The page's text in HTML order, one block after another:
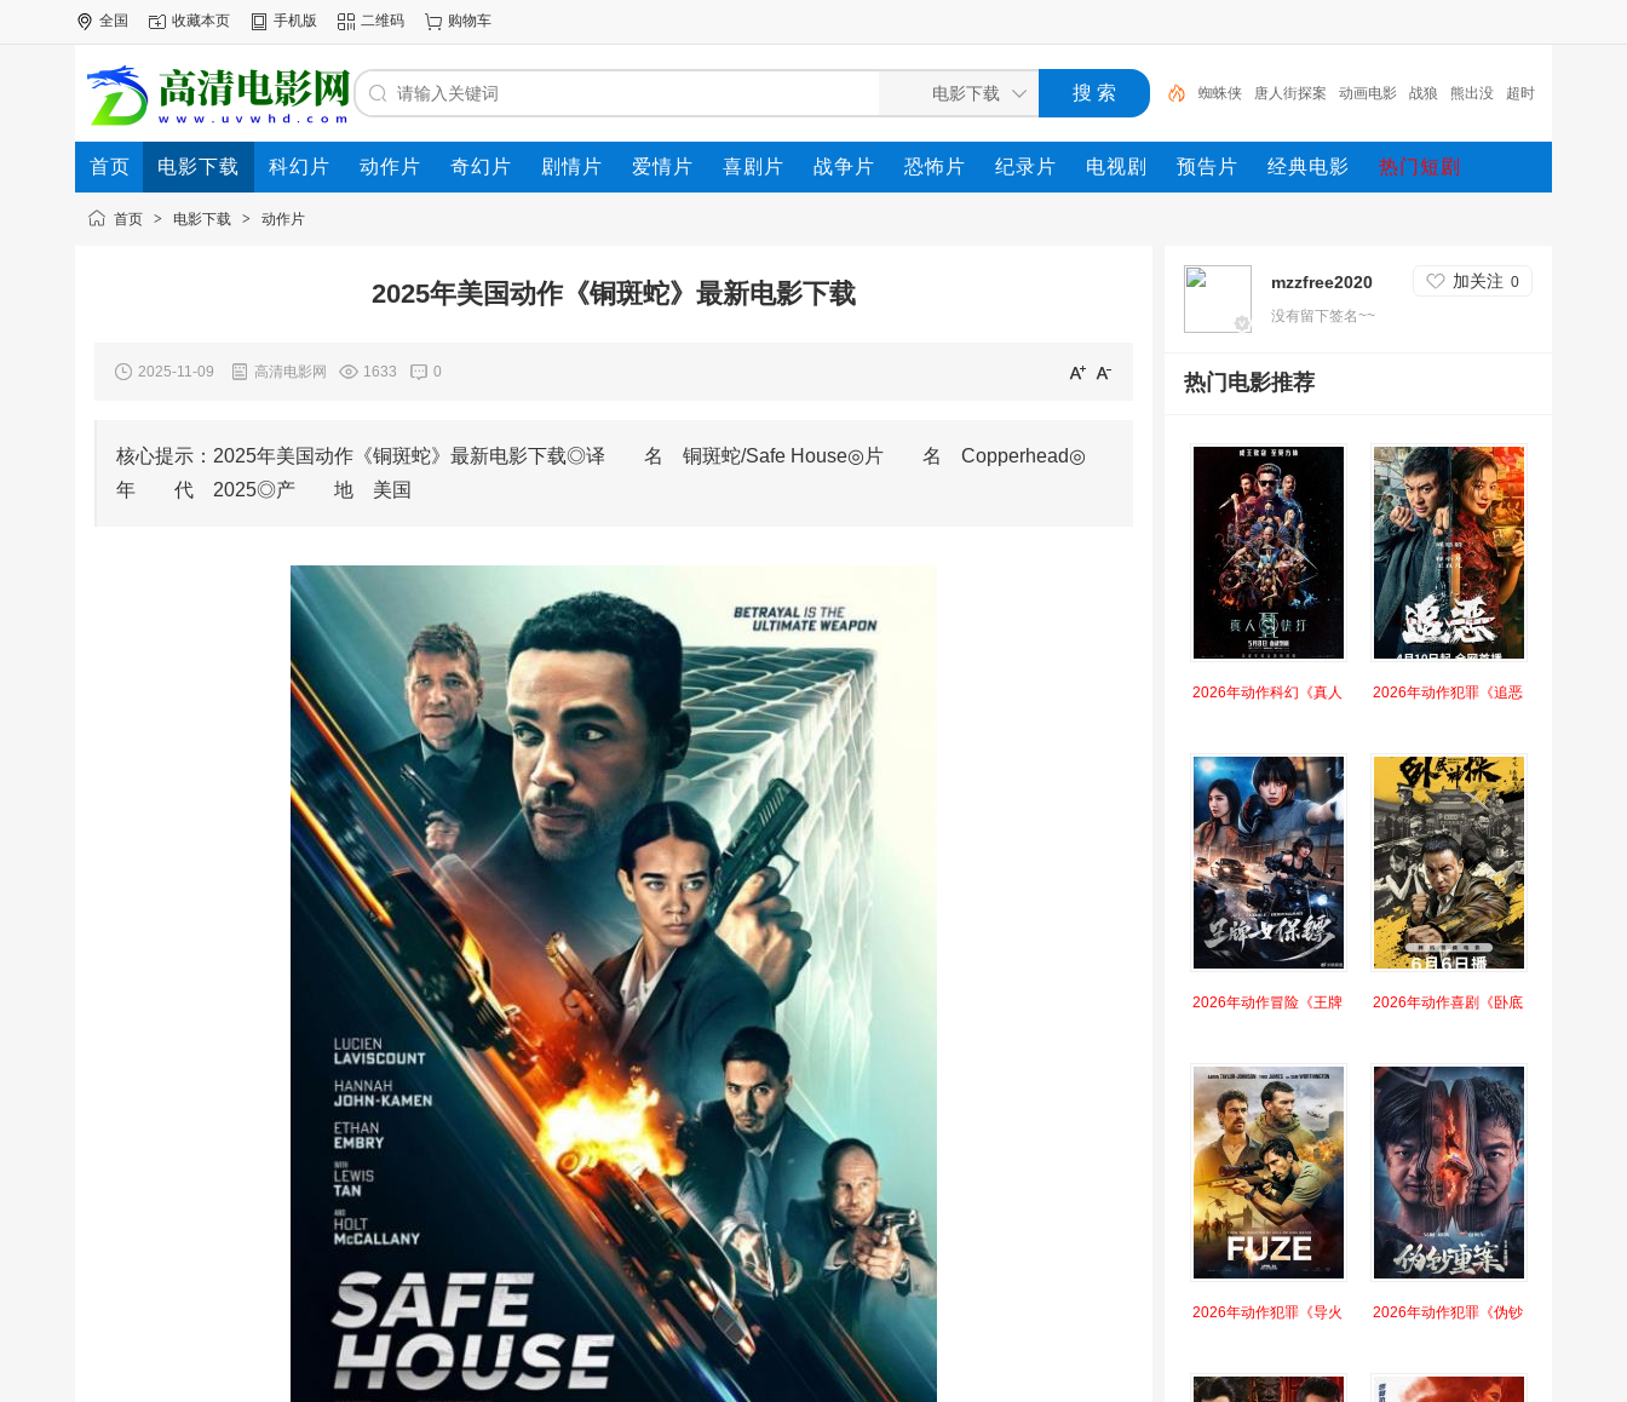
全国 收藏本页 手机版 二维码 购物车
蜘蛛侠 唐人街探案 动画电影 战狼 熊出没 超时
空 哥斯拉 重生 冰雪奇缘2 斗罗大陆
首页 电影下载 科幻片 动作片 奇幻片 剧情片 爱情片 喜剧片 战争片 恐怖片 纪录片 电视剧 预告片 经典电影 热门短剧
电影专题 下载帮助
首页 > 电影下载 > 动作片
2025年美国动作《铜斑蛇》最新电影下载
2025-11-09 高清电影网 1633 0
核心提示：2025年美国动作《铜斑蛇》最新电影下载◎译 名 铜斑蛇/Safe House◎片 名 Copperhead◎
年 代 2025◎产 地 美国
mzzfree2020 加关注 0
没有留下签名~~
热门电影推荐
2026年动作科幻《真人 2026年动作犯罪《追恶
2026年动作冒险《王牌 2026年动作喜剧《卧底
2026年动作犯罪《导火 2026年动作犯罪《伪钞